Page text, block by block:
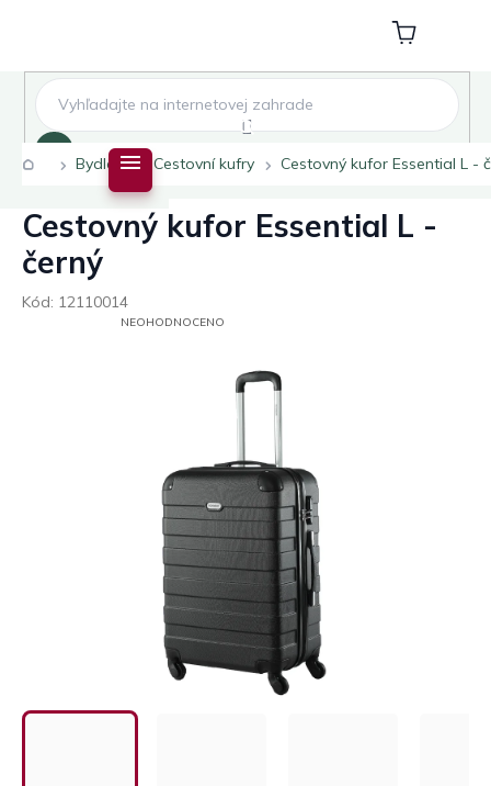
Nákupní
košík
DomůBydlení Cestovní kufry Cestovný kufor Essential L -
Cestovný kufor Essential L -
černý
Kód: 12110014
PRŮMĚRNÉNEOHODNOCENO